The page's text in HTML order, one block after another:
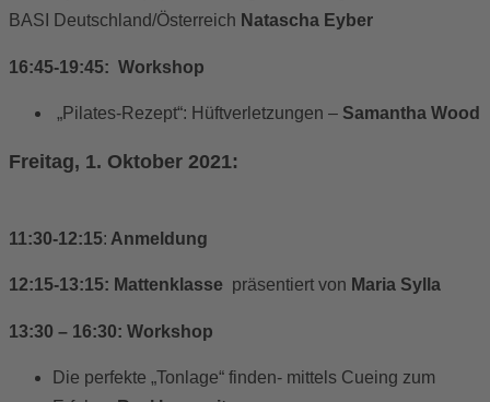
BASI Deutschland/Österreich Natascha Eyber
16:45-19:45: Workshop
„Pilates-Rezept“: Hüftverletzungen – Samantha Wood
Freitag, 1. Oktober 2021:
11:30-12:15: Anmeldung
12:15-13:15: Mattenklasse präsentiert von Maria Sylla
13:30 – 16:30: Workshop
Die perfekte „Tonlage“ finden- mittels Cueing zum